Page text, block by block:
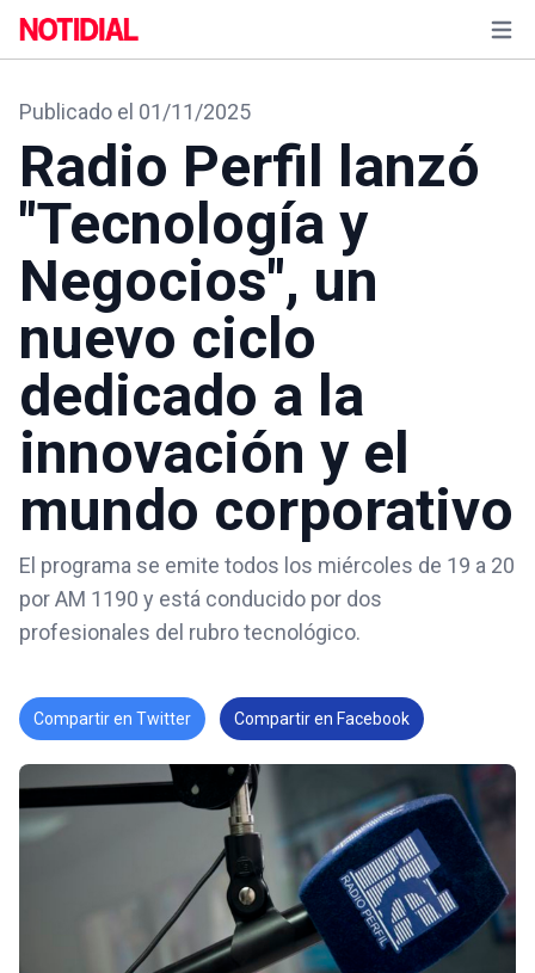
Abrir
Publicado el 01/11/2025
Radio Perfil lanzó
"Tecnología y
Negocios", un
nuevo ciclo
dedicado a la
innovación y el
mundo corporativo
El programa se emite todos los miércoles de 19 a 20
por AM 1190 y está conducido por dos
profesionales del rubro tecnológico.
Compartir en Twitter Compartir en Facebook